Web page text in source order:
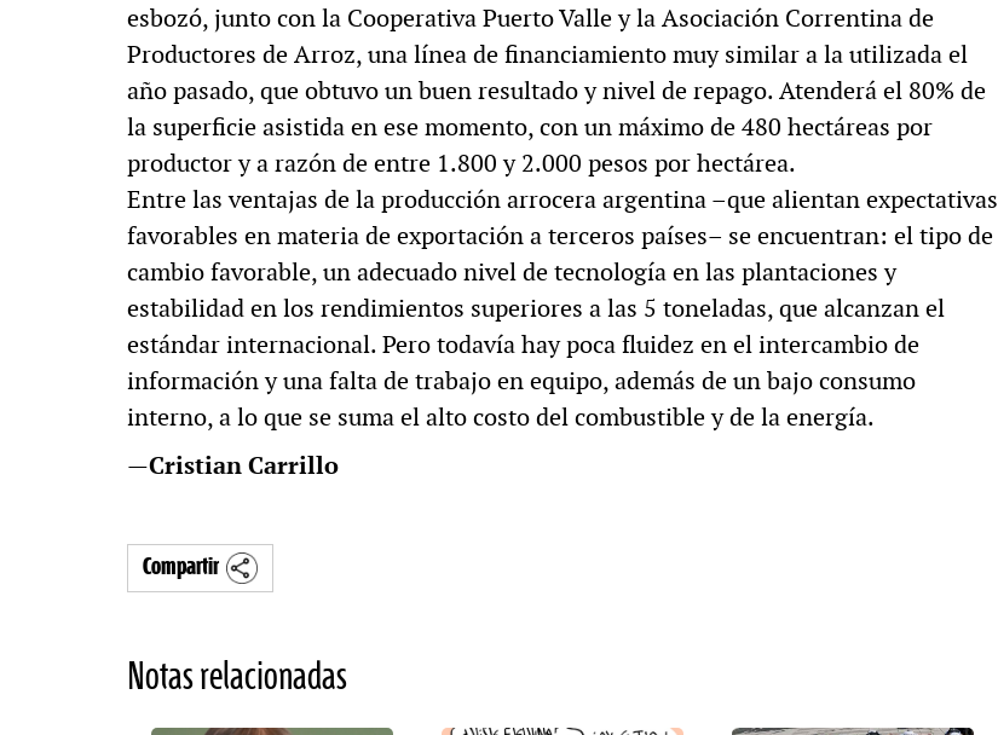
esbozó, junto con la Cooperativa Puerto Valle y la Asociación Correntina de
Productores de Arroz, una línea de financiamiento muy similar a la utilizada el
año pasado, que obtuvo un buen resultado y nivel de repago. Atenderá el 80% de
la superficie asistida en ese momento, con un máximo de 480 hectáreas por
productor y a razón de entre 1.800 y 2.000 pesos por hectárea.
Entre las ventajas de la producción arrocera argentina –que alientan expectativas
favorables en materia de exportación a terceros países– se encuentran: el tipo de
cambio favorable, un adecuado nivel de tecnología en las plantaciones y
estabilidad en los rendimientos superiores a las 5 toneladas, que alcanzan el
estándar internacional. Pero todavía hay poca fluidez en el intercambio de
información y una falta de trabajo en equipo, además de un bajo consumo
interno, a lo que se suma el alto costo del combustible y de la energía.
—Cristian Carrillo
Compartir
Notas relacionadas